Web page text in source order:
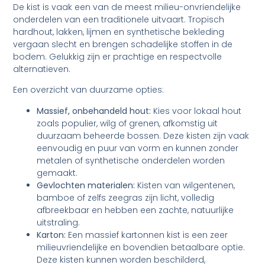
De kist is vaak een van de meest milieu-onvriendelijke
onderdelen van een traditionele uitvaart. Tropisch
hardhout, lakken, lijmen en synthetische bekleding
vergaan slecht en brengen schadelijke stoffen in de
bodem. Gelukkig zijn er prachtige en respectvolle
alternatieven.
Een overzicht van duurzame opties:
Massief, onbehandeld hout: Kies voor lokaal hout
zoals populier, wilg of grenen, afkomstig uit
duurzaam beheerde bossen. Deze kisten zijn vaak
eenvoudig en puur van vorm en kunnen zonder
metalen of synthetische onderdelen worden
gemaakt.
Gevlochten materialen: Kisten van wilgentenen,
bamboe of zelfs zeegras zijn licht, volledig
afbreekbaar en hebben een zachte, natuurlijke
uitstraling.
Karton: Een massief kartonnen kist is een zeer
milieuvriendelijke en bovendien betaalbare optie.
Deze kisten kunnen worden beschilderd,